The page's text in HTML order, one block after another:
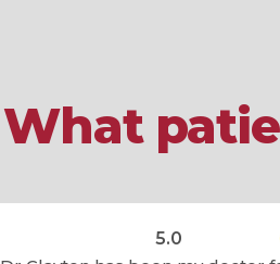
What
5.0